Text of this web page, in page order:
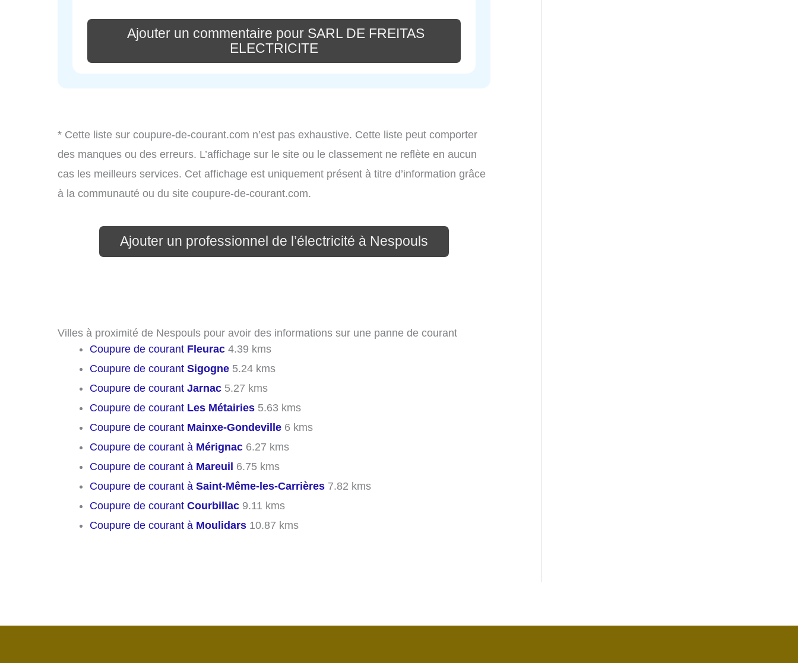
Ajouter un commentaire pour SARL DE FREITAS
ELECTRICITE
* Cette liste sur coupure-de-courant.com n’est pas exhaustive. Cette liste peut comporter
des manques ou des erreurs. L’affichage sur le site ou le classement ne reflète en aucun
cas les meilleurs services. Cet affichage est uniquement présent à titre d’information grâce
à la communauté ou du site coupure-de-courant.com.
Ajouter un professionnel de l’électricité à Nespouls
Villes à proximité de Nespouls pour avoir des informations sur une panne de courant
Coupure de courant Fleurac 4.39 kms
Coupure de courant Sigogne 5.24 kms
Coupure de courant Jarnac 5.27 kms
Coupure de courant Les Métairies 5.63 kms
Coupure de courant Mainxe-Gondeville 6 kms
Coupure de courant à Mérignac 6.27 kms
Coupure de courant à Mareuil 6.75 kms
Coupure de courant à Saint-Même-les-Carrières 7.82 kms
Coupure de courant Courbillac 9.11 kms
Coupure de courant à Moulidars 10.87 kms